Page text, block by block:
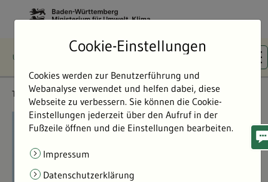
Themen Flächen- & Artenschutz
©
Cookie-Einstellungen
Cookies werden zur Benutzerführung und
Webanalyse verwendet und helfen dabei, diese
Webseite zu verbessern. Sie können die Cookie-
Einstellungen jederzeit über den Aufruf in der
Fußzeile öffnen und die Einstellungen bearbeiten.
Impressum
Datenschutzerklärung